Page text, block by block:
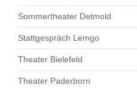
Sommertheater Detmold
Stattgespräch Lemgo
Theater Bielefeld
Theater Paderborn